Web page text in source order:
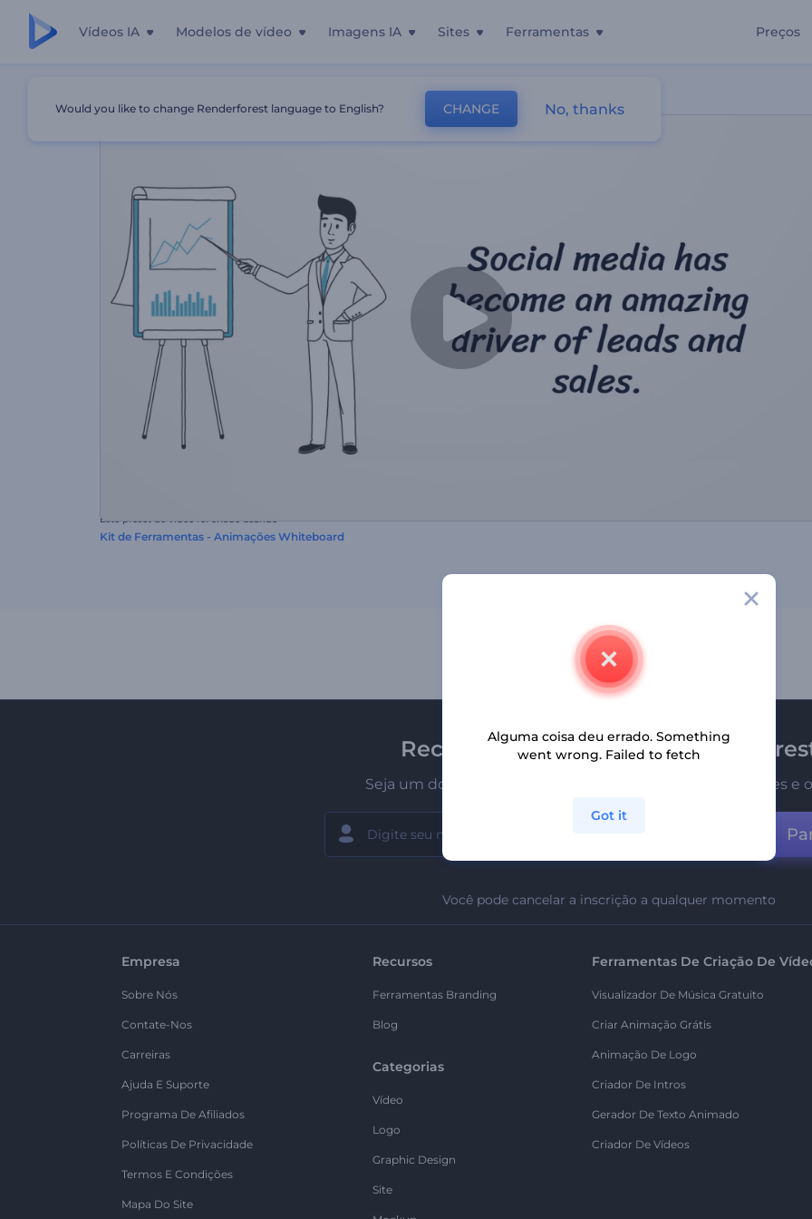
Vídeos IA Modelos de vídeo Imagens IA Sites Ferramentas Preços
Este preset de vídeo foi criado usando
Kit de Ferramentas - Animações Whiteboard
Receba a newsletter da
Seja um dos primeiros a receber nossas últimas novidades e
Você pode cancelar a inscrição a qualquer momento
Empresa
Sobre Nós
Contate-Nos
Carreiras
Ajuda E Suporte
Programa De Afiliados
Políticas De Privacidade
Termos E Condições
Mapa Do Site
Recursos
Ferramentas Branding
Blog
Categorias
Vídeo
Logo
Graphic Design
Site
Ferramentas De Criação De
Visualizador De Música Gratuito
Criar Animação Grátis
Animação De Logo
Criador De Intros
Gerador De Texto Animado
Criador De Vídeos
Would you like to change Renderforest language to English? CHANGE No, thanks
Alguma coisa deu errado. Something
went wrong. Failed to fetch
Got it